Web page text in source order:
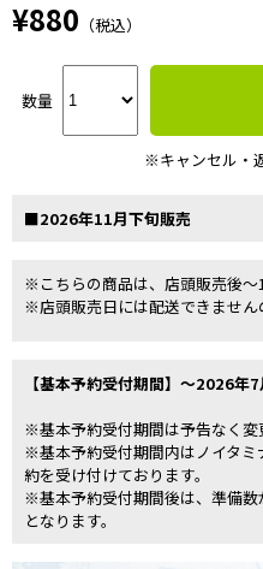
¥880 （税込）
数量
※キャンセル・
■2026年11月下旬販売
※こちらの商品は、店頭販売後～
※店頭販売日には配送できません
【基本予約受付期間】～2026年7
※基本予約受付期間は予告なく変
※基本予約受付期間内はノイタ
約を受け付けております。
※基本予約受付期間後は、準備
となります。